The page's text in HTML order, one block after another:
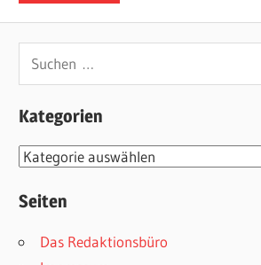
Suchen
nach:
Kategorien
Kategorien
Seiten
Das Redaktionsbüro